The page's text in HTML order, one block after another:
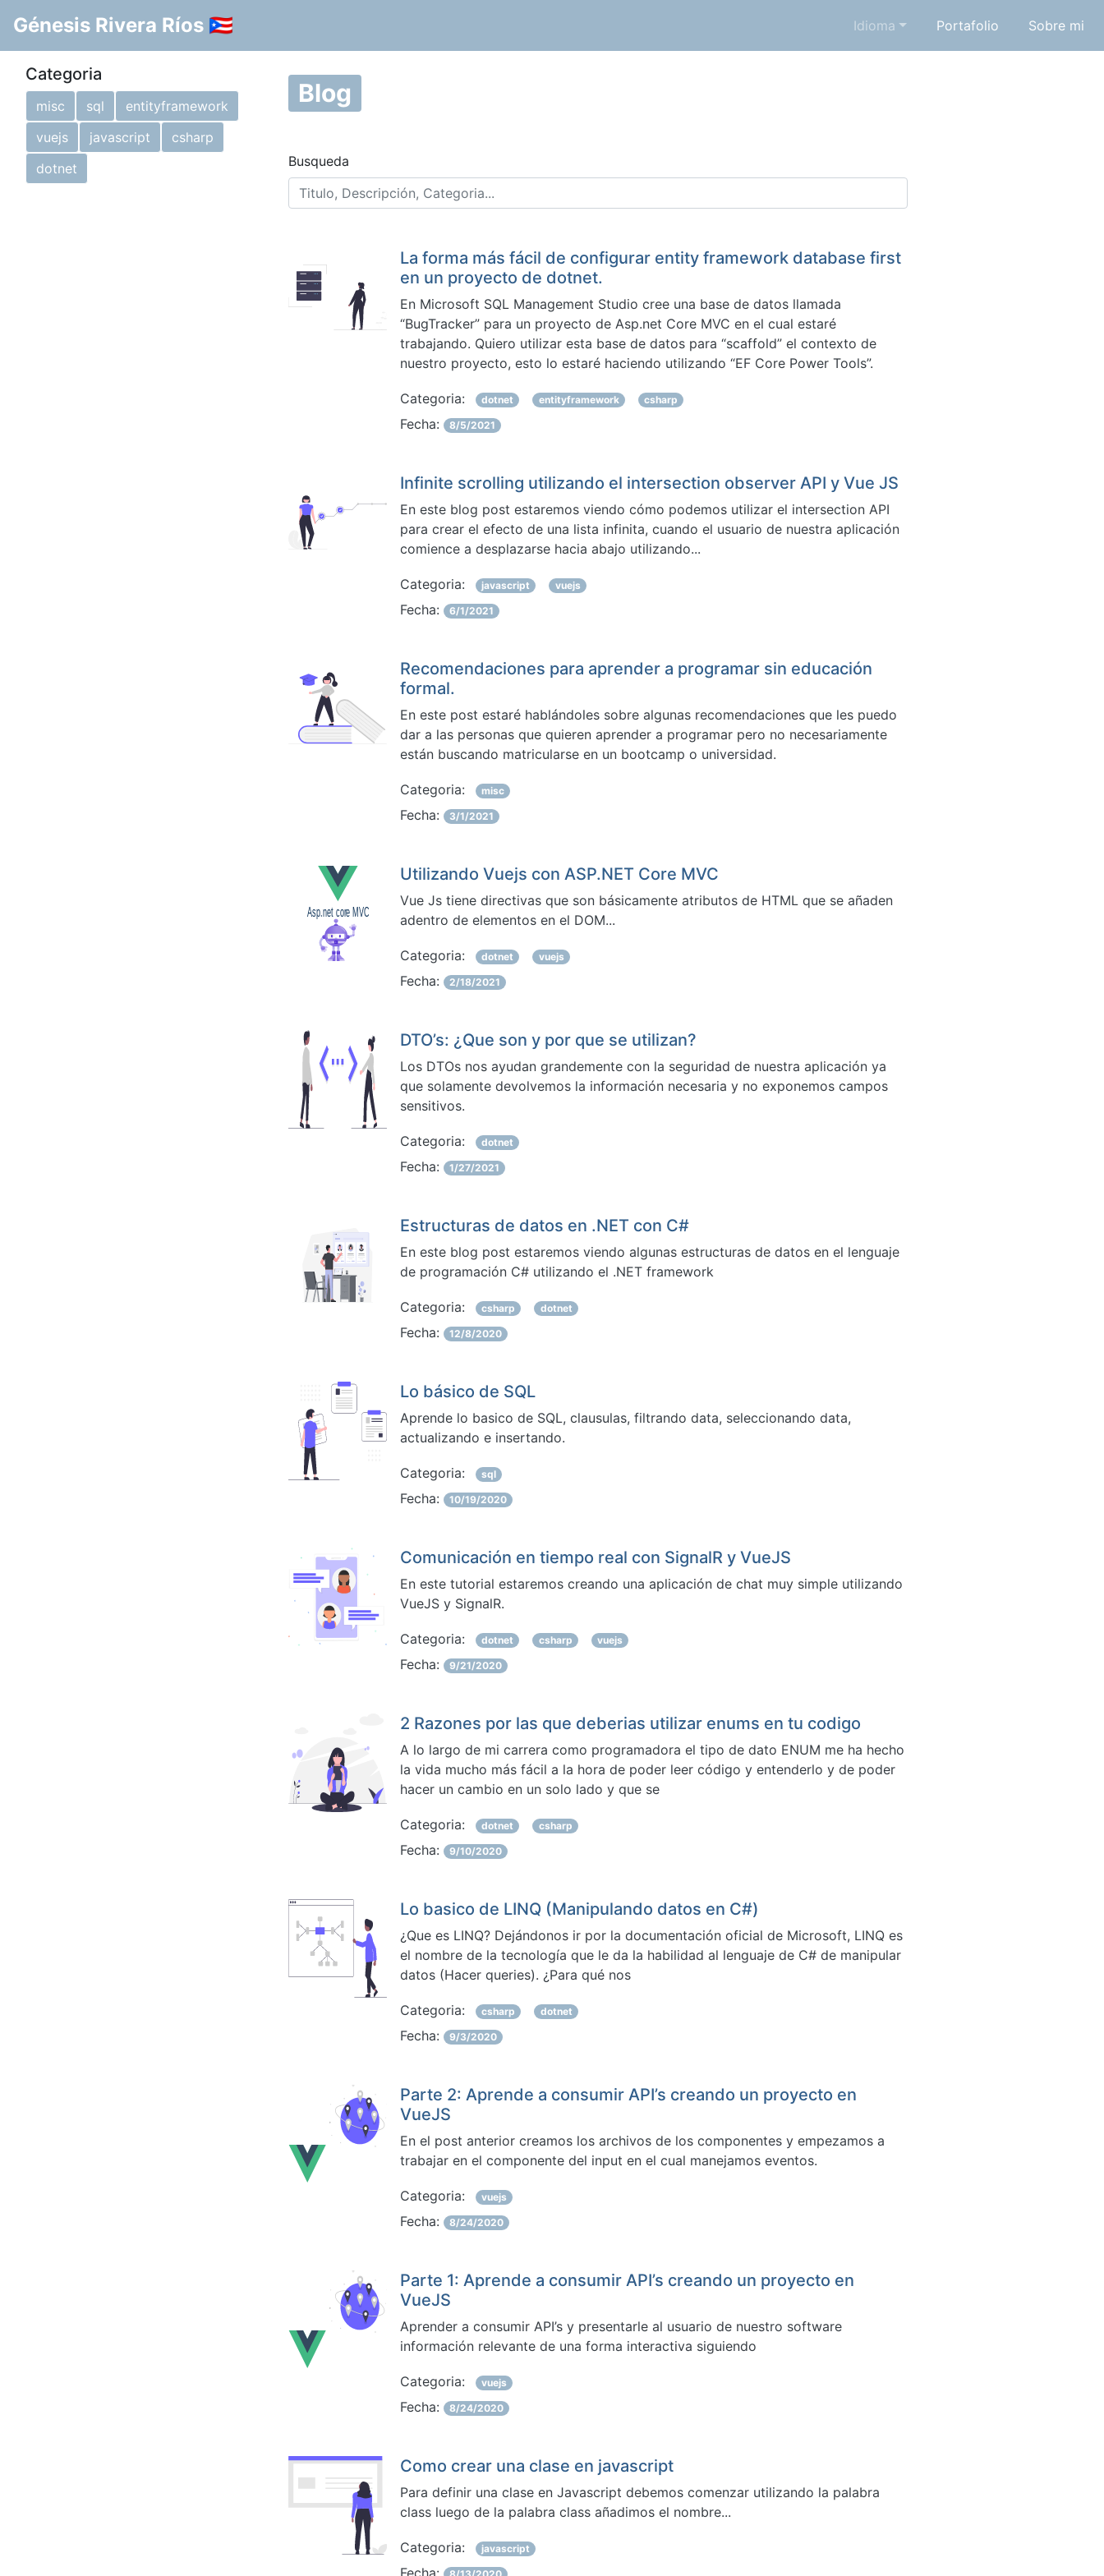
Génesis Rivera Ríos 🇵🇷 Idioma Portafolio Sobre mi
Categoria
misc sql
entityframework
vuejs
javascript
csharp
dotnet
Blog
Busqueda
La forma más fácil de configurar entity framework database first
en un proyecto de dotnet.
En Microsoft SQL Management Studio cree una base de datos llamada
“BugTracker” para un proyecto de Asp.net Core MVC en el cual estaré
trabajando. Quiero utilizar esta base de datos para “scaffold” el contexto de
nuestro proyecto, esto lo estaré haciendo utilizando “EF Core Power Tools”.
Categoria: dotnet entityframework csharp
Fecha: 8/5/2021
Infinite scrolling utilizando el intersection observer API y Vue JS
En este blog post estaremos viendo cómo podemos utilizar el intersection API
para crear el efecto de una lista infinita, cuando el usuario de nuestra aplicación
comience a desplazarse hacia abajo utilizando...
Categoria: javascript vuejs
Fecha: 6/1/2021
Recomendaciones para aprender a programar sin educación
formal.
En este post estaré hablándoles sobre algunas recomendaciones que les puedo
dar a las personas que quieren aprender a programar pero no necesariamente
están buscando matricularse en un bootcamp o universidad.
Categoria: misc
Fecha: 3/1/2021
Utilizando Vuejs con ASP.NET Core MVC
Vue Js tiene directivas que son básicamente atributos de HTML que se añaden
adentro de elementos en el DOM...
Categoria: dotnet vuejs
Fecha: 2/18/2021
DTO’s: ¿Que son y por que se utilizan?
Los DTOs nos ayudan grandemente con la seguridad de nuestra aplicación ya
que solamente devolvemos la información necesaria y no exponemos campos
sensitivos.
Categoria: dotnet
Fecha: 1/27/2021
Estructuras de datos en .NET con C#
En este blog post estaremos viendo algunas estructuras de datos en el lenguaje
de programación C# utilizando el .NET framework
Categoria: csharp dotnet
Fecha: 12/8/2020
Lo básico de SQL
Aprende lo basico de SQL, clausulas, filtrando data, seleccionando data,
actualizando e insertando.
Categoria: sql
Fecha: 10/19/2020
Comunicación en tiempo real con SignalR y VueJS
En este tutorial estaremos creando una aplicación de chat muy simple utilizando
VueJS y SignalR.
Categoria: dotnet csharp vuejs
Fecha: 9/21/2020
2 Razones por las que deberias utilizar enums en tu codigo
A lo largo de mi carrera como programadora el tipo de dato ENUM me ha hecho
la vida mucho más fácil a la hora de poder leer código y entenderlo y de poder
hacer un cambio en un solo lado y que se
Categoria: dotnet csharp
Fecha: 9/10/2020
Lo basico de LINQ (Manipulando datos en C#)
¿Que es LINQ? Dejándonos ir por la documentación oficial de Microsoft, LINQ es
el nombre de la tecnología que le da la habilidad al lenguaje de C# de manipular
datos (Hacer queries). ¿Para qué nos
Categoria: csharp dotnet
Fecha: 9/3/2020
Parte 2: Aprende a consumir API’s creando un proyecto en
VueJS
En el post anterior creamos los archivos de los componentes y empezamos a
trabajar en el componente del input en el cual manejamos eventos.
Categoria: vuejs
Fecha: 8/24/2020
Parte 1: Aprende a consumir API’s creando un proyecto en
VueJS
Aprender a consumir API’s y presentarle al usuario de nuestro software
información relevante de una forma interactiva siguiendo
Categoria: vuejs
Fecha: 8/24/2020
Como crear una clase en javascript
Para definir una clase en Javascript debemos comenzar utilizando la palabra
class luego de la palabra class añadimos el nombre...
Categoria: javascript
Fecha: 8/13/2020